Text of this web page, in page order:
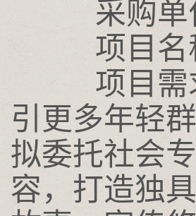
采购单
项目名称
项目需求
引更多年轻
拟委托社会
容，打造独